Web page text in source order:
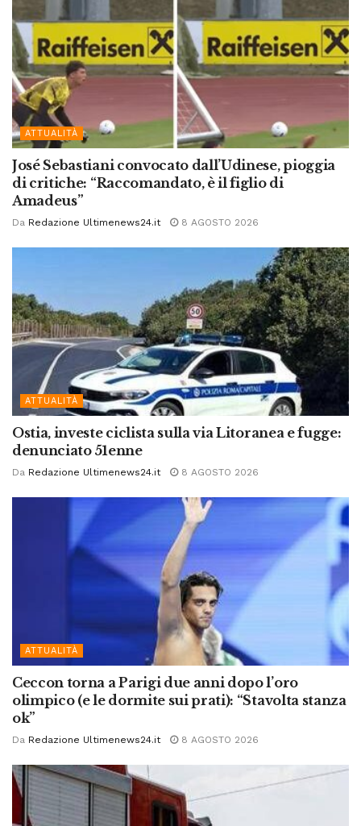
ATTUALITÀ
José Sebastiani convocato dall’Udinese, pioggia
di critiche: “Raccomandato, è il figlio di
Amadeus”
Da Redazione Ultimenews24.it 8 AGOSTO 2026
ATTUALITÀ
Ostia, investe ciclista sulla via Litoranea e fugge:
denunciato 51enne
Da Redazione Ultimenews24.it 8 AGOSTO 2026
ATTUALITÀ
Ceccon torna a Parigi due anni dopo l’oro
olimpico (e le dormite sui prati): “Stavolta stanza
ok”
Da Redazione Ultimenews24.it 8 AGOSTO 2026